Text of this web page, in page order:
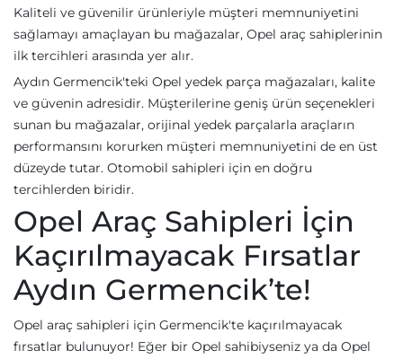
Kaliteli ve güvenilir ürünleriyle müşteri memnuniyetini
sağlamayı amaçlayan bu mağazalar, Opel araç sahiplerinin
ilk tercihleri arasında yer alır.
Aydın Germencik'teki Opel yedek parça mağazaları, kalite
ve güvenin adresidir. Müşterilerine geniş ürün seçenekleri
sunan bu mağazalar, orijinal yedek parçalarla araçların
performansını korurken müşteri memnuniyetini de en üst
düzeyde tutar. Otomobil sahipleri için en doğru
tercihlerden biridir.
Opel Araç Sahipleri İçin
Kaçırılmayacak Fırsatlar
Aydın Germencik’te!
Opel araç sahipleri için Germencik'te kaçırılmayacak
fırsatlar bulunuyor! Eğer bir Opel sahibiyseniz ya da Opel